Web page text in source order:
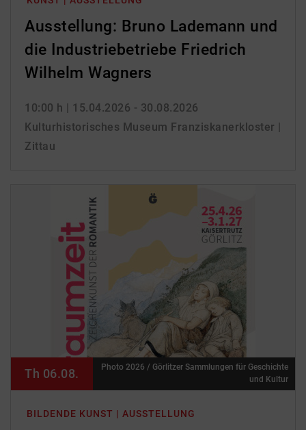
Ausstellung: Bruno Lademann und
die Industriebetriebe Friedrich
Wilhelm Wagners
10:00 h | 15.04.2026 - 30.08.2026
Kulturhistorisches Museum Franziskanerkloster |
Zittau
BILDENDE KUNST | AUSSTELLUNG
Th 06.08.
Photo 2026 / Görlitzer Sammlungen für Geschichte
und Kultur